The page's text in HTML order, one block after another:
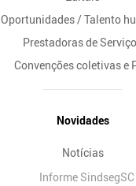
Oportunidades / Talento
Prestadoras de
Convenções coletivas e
Novidades
Notícias
Informe SindsegSC